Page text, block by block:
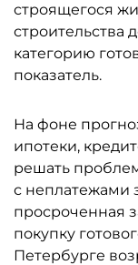
строящегося
строительства
категорию
показатель.
На фоне
ипотеки,
решать
с неплатежами
просроченная
покупку
Петербурге